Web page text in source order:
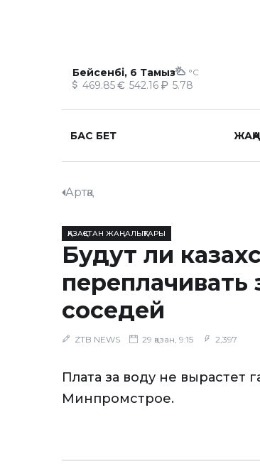
Бейсенбі, 6 Тамыз °C
469.85 542.16 5.78
БАС БЕТ
Артқа
ҚАЗАҚСТАН ЖАҢАЛЫҚТАРЫ
Будут ли
переплачивать
соседей
ZTB NEWS 29 қазан, 9:15 2,397
Плата за воду не вырастет
Минпромстрое.